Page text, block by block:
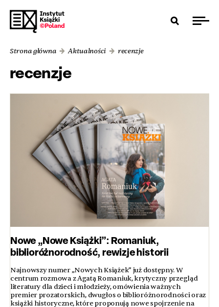
Strona główna Aktualności recenzje
recenzje
Nowe „Nowe Książki”: Romaniuk,
biblioróżnorodność, rewizje historii
Najnowszy numer „Nowych Książek” już dostępny. W
centrum rozmowa z Agatą Romaniuk, krytyczny przegląd
literatury dla dzieci i młodzieży, omówienia ważnych
premier prozatorskich, dwugłos o biblioróżnorodności oraz
książki historyczne, które proponują nowe spojrzenie na